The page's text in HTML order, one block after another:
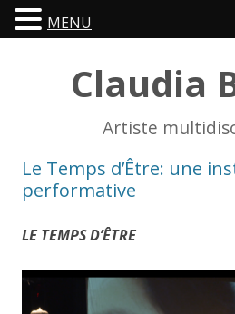
Claudia
Artiste
Le Temps d’Être: une
performative
LE TEMPS D’ÊTRE
MENU